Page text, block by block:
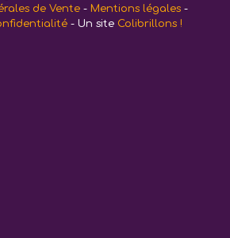
de Vente - Mentions légales -
- Un site Colibrillons !